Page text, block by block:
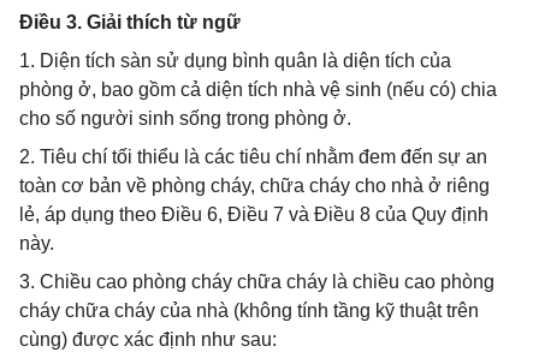
Điều 3. Giải thích từ ngữ
1. Diện tích sàn sử dụng bình quân là diện tích của
phòng ở, bao gồm cả diện tích nhà vệ sinh (nếu có) chia
cho số người sinh sống trong phòng ở.
2. Tiêu chí tối thiểu là các tiêu chí nhằm đem đến sự an
toàn cơ bản về phòng cháy, chữa cháy cho nhà ở riêng
lẻ, áp dụng theo Điều 6, Điều 7 và Điều 8 của Quy định
này.
3. Chiều cao phòng cháy chữa cháy là chiều cao phòng
cháy chữa cháy của nhà (không tính tầng kỹ thuật trên
cùng) được xác định như sau: